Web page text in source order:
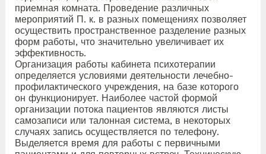
приемная комната. Проведение различных
мероприятий П. к. в разных помещениях позволяет
осуществить пространственное разделение разных
форм работы, что значительно увеличивает их
эффективность.
Организация работы кабинета психотерапии
определяется условиями деятельности лечебно-
профилактического учреждения, на базе которого
он функционирует. Наиболее частой формой
организации потока пациентов являются листы
самозаписи или талонная система, в некоторых
случаях запись осуществляется по телефону.
Выделяется время для работы с первичными